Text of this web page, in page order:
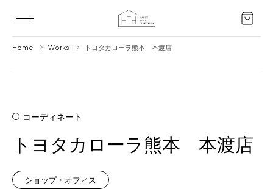
Home
Item
Brand
Home Works トヨタカローラ熊本 本渡店
コーディネート
トヨタカローラ熊本 本渡店
ショップ・オフィス